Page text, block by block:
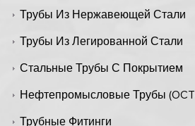
Трубы Из Нержавеющей Стали
Трубы Из Легированной Стали
Стальные Трубы С Покрытием
Нефтепромысловые Трубы
Трубные Фитинги